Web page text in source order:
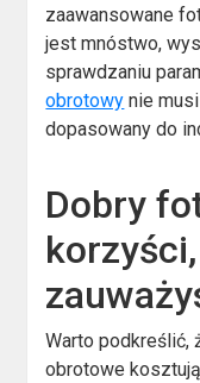
zaawansowane
jest mnóstwo,
sprawdzaniu
obrotowy nie
dopasowany do
Dobry
Warto podkreślić,
obrotowe